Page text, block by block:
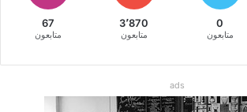
0
متابعون
3٬870
متابعون
67
متابعون
ads